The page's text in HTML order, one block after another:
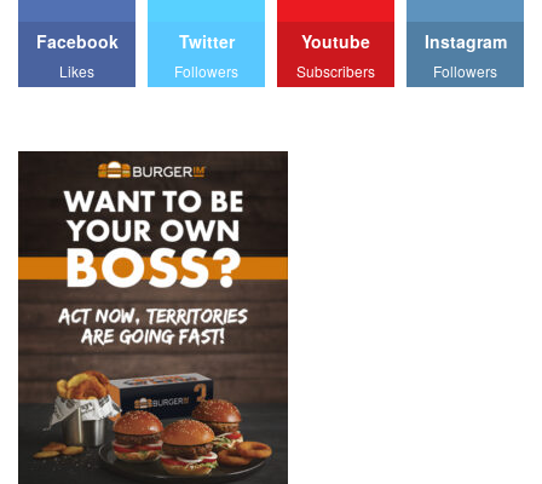
Facebook
Likes
Twitter
Followers
Youtube
Subscribers
Instagram
Followers